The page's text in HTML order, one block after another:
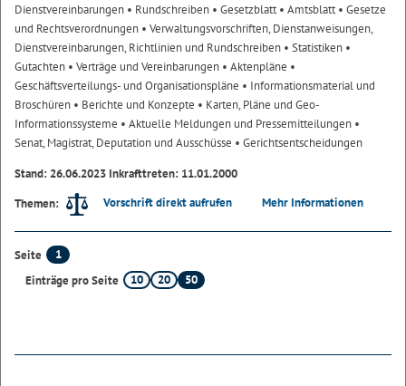
Dienstvereinbarungen • Rundschreiben • Gesetzblatt• Amtsblatt• Gesetze
und Rechtsverordnungen • Verwaltungsvorschriften, Dienstanweisungen,
Dienstvereinbarungen, Richtlinien und Rundschreiben • Statistiken •
Gutachten • Verträge und Vereinbarungen • Aktenpläne •
Geschäftsverteilungs- und Organisationspläne • Informationsmaterial und
Broschüren • Berichte und Konzepte • Karten, Pläne und Geo-
Informationssysteme • Aktuelle Meldungen und Pressemitteilungen •
Senat, Magistrat, Deputation und Ausschüsse • Gerichtsentscheidungen
Stand: 26.06.2023 Inkrafttreten: 11.01.2000
Themen:
Vorschrift direkt aufrufen Mehr Informationen
Seite
1
Einträge pro Seite
10 20 50